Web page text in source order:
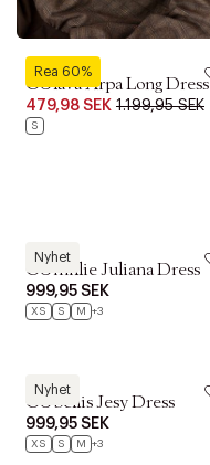
Rea 60%
Culture
CUlava Arpa Long Dress
479,98 SEK 1.199,95 SEK
S
Nyhet
Culture
CUmillie Juliana Dress
999,95 SEK
XS S M +3
Nyhet
Culture
CUbellis Jesy Dress
999,95 SEK
XS S M +3